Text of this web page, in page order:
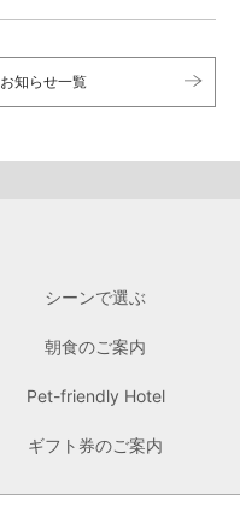
お知らせ一覧
シーンで選ぶ
朝食のご案内
Pet-friendly Hotel
ギフト券のご案内